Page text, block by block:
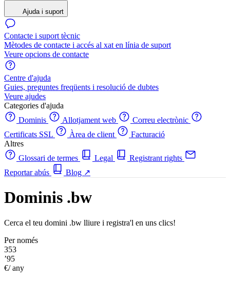
Ajuda i suport
Contacte i suport tècnic
Mètodes de contacte i accés al xat en línia de suport
Veure opcions de contacte
Centre d'ajuda
Guies, preguntes freqüents i resolució de dubtes
Veure ajudes
Categories d'ajuda
Dominis
Allotjament web
Correu electrònic
Certificats SSL
Àrea de client
Facturació
Altres
Glossari de termes
Legal
Registrant rights
Reportar abús
Blog ↗
Dominis .bw
Cerca el teu domini .bw lliure i registra'l en uns clics!
Per només
353
’95
€/ any